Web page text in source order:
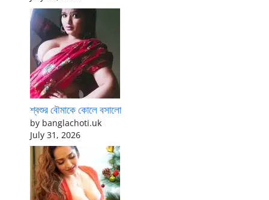
শ্বশুর বৌমাকে কোলে বসালো
by banglachoti.uk
July 31, 2026